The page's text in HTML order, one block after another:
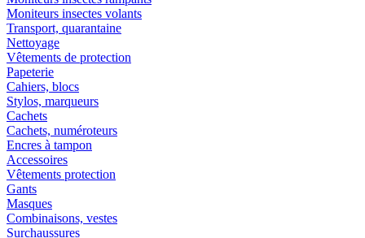
Moniteurs insectes volants
Transport, quarantaine
Nettoyage
Vêtements de protection
Papeterie
Cahiers, blocs
Stylos, marqueurs
Cachets
Cachets, numéroteurs
Encres à tampon
Accessoires
Vêtements protection
Gants
Masques
Combinaisons, vestes
Surchaussures